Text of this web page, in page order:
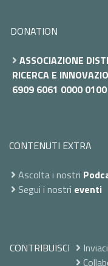
DONATION
ASSOCIAZIONE
RICERCA E
6909 6061 0000
CONTENUTI EXTRA
Ascolta i nostri
Segui i nostri eventi
CONTRIBUISCI